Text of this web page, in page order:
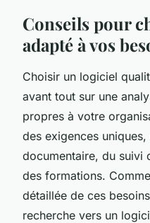
Conseils pour
adapté à vos
Choisir un logiciel
avant tout sur une
propres à votre
des exigences uniques,
documentaire, du suivi
des formations.
détaillée de ces
recherche vers un